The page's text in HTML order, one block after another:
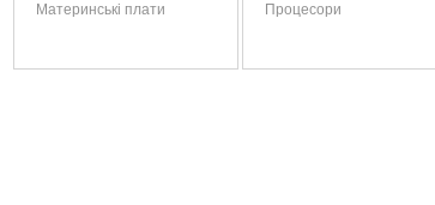
Материнські плати Процесори